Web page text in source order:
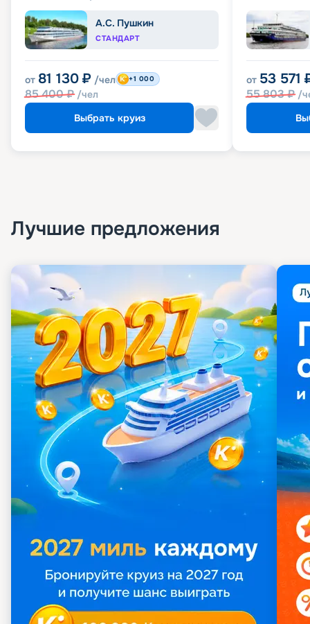
А.С. Пушкин
СТАНДАРТ
от 81 130 ₽ /чел
85 400₽ /чел
+1 000
Выбрать круиз
от 53 571
55 803₽ /
Лучшие предложения